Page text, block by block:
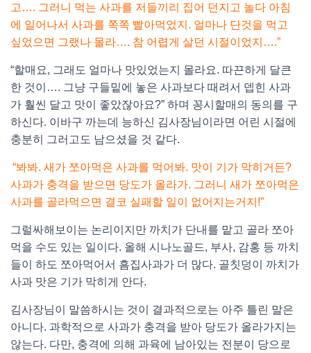
고…. 그러니 먹는 사과를 저들끼리 집어 던지고 놀다 아침
에 일어나서 사과를 쪽쪽 빨아먹었지. 얼마나 단것을 먹고
싶었으면 그랬나 몰라…. 참 어렵게 살던 시절이었지….”
“할매요, 그래도 얼마나 맛있었는지 몰라요. 따끈하게 달큰
한 것이…. 그냥 구들밑에 놓은 사과보다 때려서 뎁힌 사과
가 훨씬 달고 맛이 좋았잖아요?” 하며 꽁시할매의 동의를 구
하신다. 이바구 까는데 능하신 김사장님이라면 어린 시절에
충분히 그러고도 남으셨을 것 같다.
“봐봐. 새가 쪼아먹은 사과를 먹어봐. 맛이 기가 막히거든?
사과가 충격을 받으면 당도가 올라가. 그러니 새가 쪼아먹은
사과를 골라먹으면 결코 실패할 일이 없어지는거지!”
그럴싸해보이는 논리이지만 까치가 단내를 맡고 골라 쪼아
먹을 수도 있는 일이다. 올해 시나노골드, 부사, 감홍 등 까치
들이 하도 쪼아먹어서 흠집사과가 더 많다. 골칫덩이 까치가
사과 맛은 기가 막히게 안다.
김사장님이 말씀하시는 것이 결과적으로는 아주 틀린 말은
아니다. 과학적으로 사과가 충격을 받아 당도가 올라가지는
않는다. 다만, 충격에 의해 과육에 남아있는 전분이 당으로